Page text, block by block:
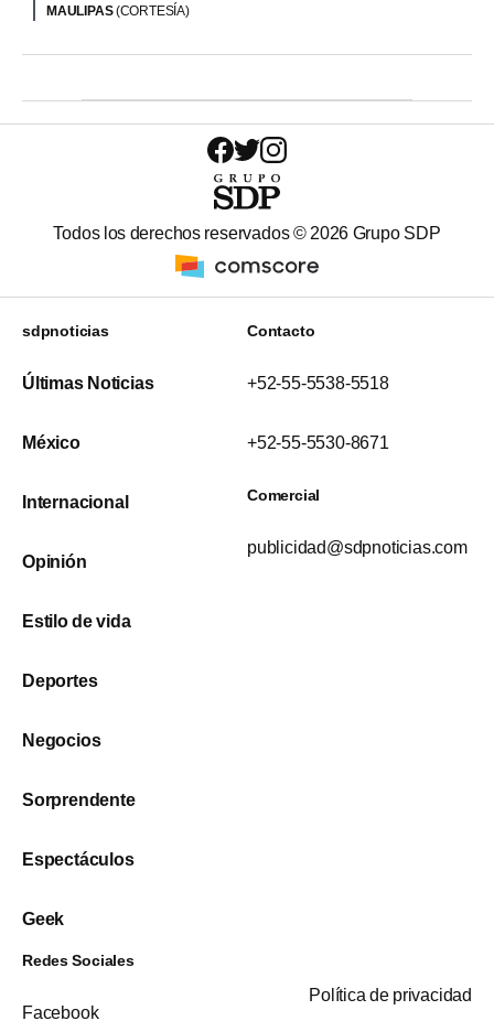
MAULIPAS(CORTESÍA)
Todos los derechos reservados © 2026 Grupo SDP
sdpnoticias
Últimas Noticias
México
Internacional
Opinión
Estilo de vida
Deportes
Negocios
Sorprendente
Espectáculos
Geek
Contacto
+52-55-5538-5518
+52-55-5530-8671
Comercial
publicidad@sdpnoticias.com
Redes Sociales
Facebook
Política de privacidad